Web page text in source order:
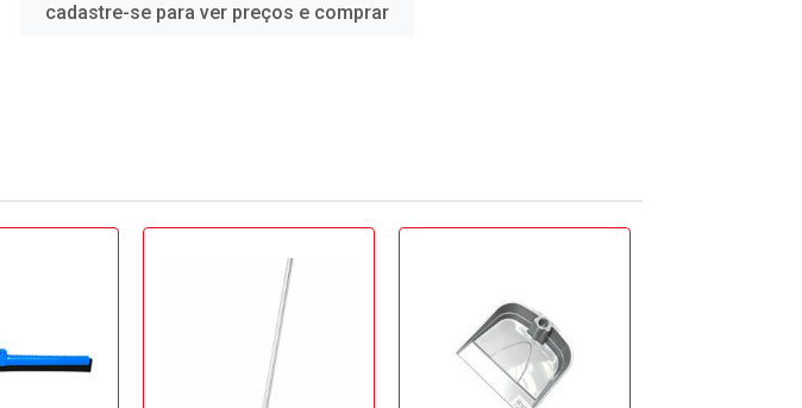
cadastre-se para ver preços e comprar